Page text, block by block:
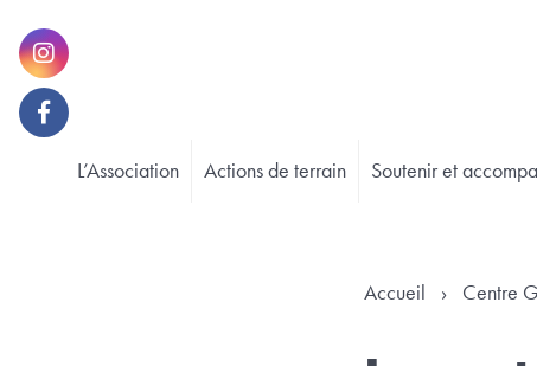
L’Association Actions de terrain Soutenir et
Accueil › Centre